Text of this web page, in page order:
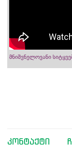
მნიშვნელოვანი
კონტაქტი